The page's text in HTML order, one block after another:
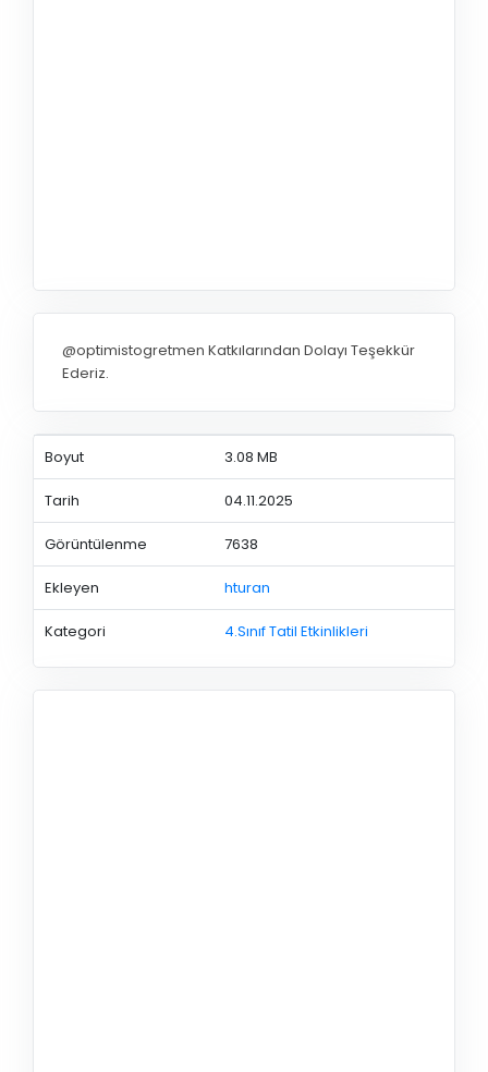
@optimistogretmen Katkılarından Dolayı Teşekkür
Ederiz.
Boyut 3.08 MB
Tarih 04.11.2025
Görüntülenme 7638
Ekleyen hturan
Kategori 4.Sınıf Tatil Etkinlikleri